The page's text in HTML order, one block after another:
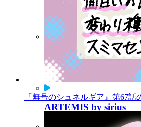
『無号のシュネルギア』第67
Palcy
ビブリオシリウス
ARTEMIS by sirius